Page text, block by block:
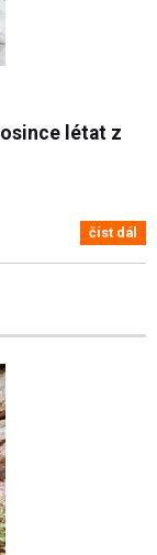
létat z
číst dál